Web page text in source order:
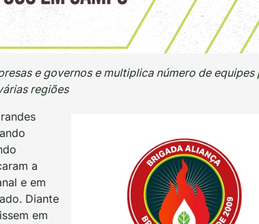
e governos e multiplica número de equipes
regiões
a
e em
Diante
em